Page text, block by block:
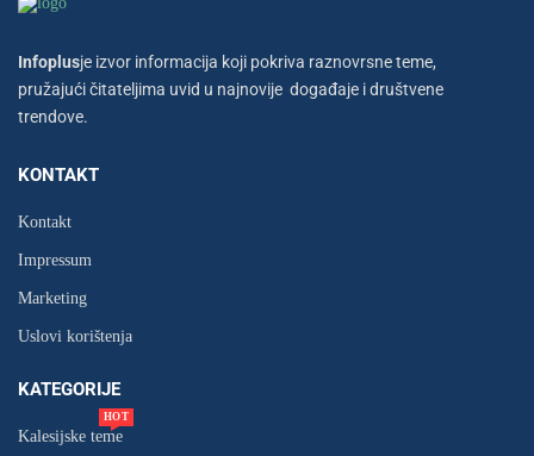
Infoplusje izvor informacija koji pokriva raznovrsne teme,
pružajući čitateljima uvid u najnovije događaje i društvene
trendove.
KONTAKT
Kontakt
Impressum
Marketing
Uslovi korištenja
KATEGORIJE
Kalesijske teme
HOT